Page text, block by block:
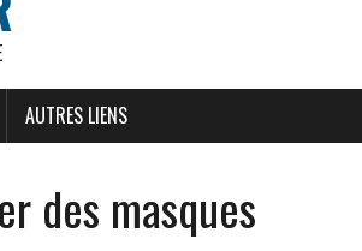
AUTRES LIENS
des masques